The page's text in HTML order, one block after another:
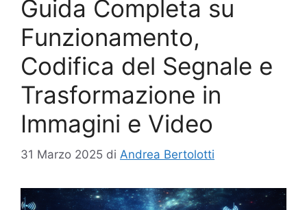
Guida Completa su
Funzionamento,
Codifica del Segnale e
Trasformazione in
Immagini e Video
31 Marzo 2025 di Andrea Bertolotti